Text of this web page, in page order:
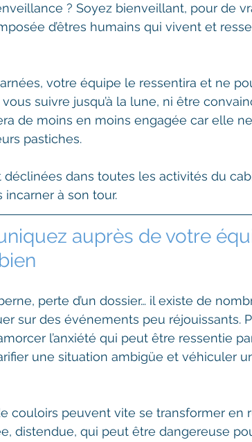
? Soyez bienveillant, pour de
d’êtres humains qui vivent et
votre équipe le ressentira et ne
suivre jusqu’à la lune, ni être
de moins en moins engagée car elle
pastiches.
déclinées dans toutes les activités du
incarner à son tour.
auprès de votre
perte d’un dossier… il existe de
sur des événements peu réjouissants.
l’anxiété qui peut être ressentie
une situation ambigüe et véhiculer
couloirs peuvent vite se transformer en
distendue, qui peut être dangereuse